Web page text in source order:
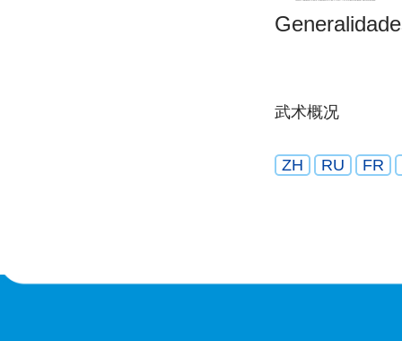
武术概况
ZH RU FR